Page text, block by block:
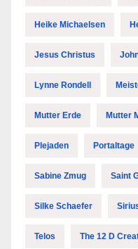
Heike Michaelsen
Jesus Christus
Lynne Rondell
Mutter Erde Mutter
Plejaden Portaltage
Sabine Zmug Saint
Silke Schaefer
Telos The 12 D